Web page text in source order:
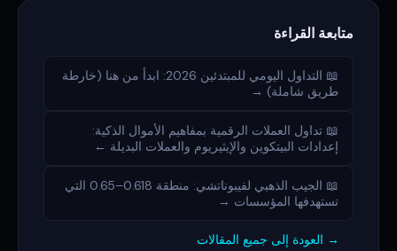
متابعة القراءة
📖 التداول اليومي للمبتدئين 2026: ابدأ من هنا (خارطة
طريق شاملة) →
📖 تداول العملات الرقمية بمفاهيم الأموال الذكية:
إعدادات البيتكوين والإيثيريوم والعملات البديلة ←
📖 الجيب الذهبي لفيبوناتشي: منطقة 0.618–0.65 التي
تستهدفها المؤسسات →
→ العودة إلى جميع المقالات